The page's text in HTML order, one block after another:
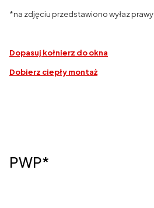
*na zdjęciu przedstawiono wyłaz prawy
Dopasuj kołnierz do okna
Dobierz ciepłymontaż
PWP*